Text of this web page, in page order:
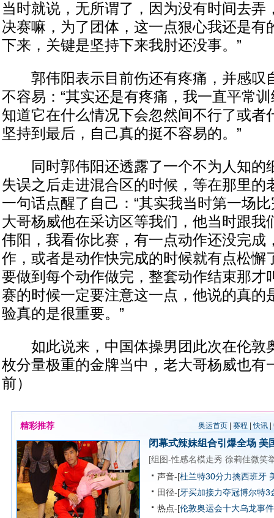
当时就说，无所谓了，因为没有时间去弄
决赛嘛，为了团体，这一点狠心我还是有
下来，关键是坚持下来我肘还没事。”
郭伟阳表示目前伤还有疼痛，并感叹
不容易：“其实还是有疼痛，我一直平常
知道它在什么情况下会忽然间不行了或者
坚持到最后，自己真的挺不容易的。”
同时郭伟阳还透露了一个不为人知的
失误之后走进混合区的时候，等在那里的
一句话点醒了自己：“其实我当时第一场
大哥杨威他在采访区等我们，他当时跟我
伟阳，我看你比赛，有一点动作还没完成
作，或者是动作快完成的时候就有点松懈
要做到每个动作做完，整套动作结束那才
赛的时候一定要注意这一点，他说的真的
验真的是很重要。”
如此说来，中国体操男团此次在伦敦
枚分量极重的金牌当中，老大哥杨威也有
前）
精彩推荐 奥运首页| 赛程 |快讯|
闭幕式辣妹组合引爆全场 美
[组图-性感名模走秀 徐莉佳微笑
声音-[杜兰特30分力擒西班牙
田径-[牙买加接力夺冠博尔特3
热点-[伦敦奥运会十大乌龙事件